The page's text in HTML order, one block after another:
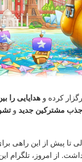
کرده و هدایایی را
جذب مشترکین جدید و
پیش از این راهی
از امروز، تلگرام